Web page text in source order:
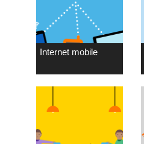
Internet mobile